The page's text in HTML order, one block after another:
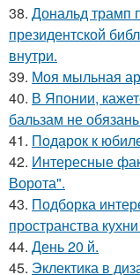
38. Дональд трамп
президентской
внутри.
39. Моя мыльная
40. В Японии,
бальзам не
41. Подарок к
42. Интересные
Ворота".
43. Подборка
пространства
44. День 20 й.
45. Эклектика в